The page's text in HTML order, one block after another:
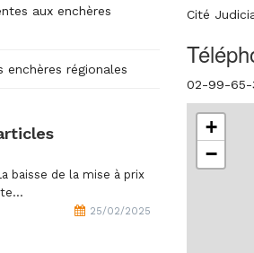
aux enchères
enchères régionales
baisse de la mise à prix
25/02/2025
Cité
02-99-65-
+
−